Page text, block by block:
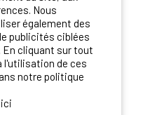
Nous
également des
publicités ciblées
cliquant sur tout
l'utilisation de ces
notre politique